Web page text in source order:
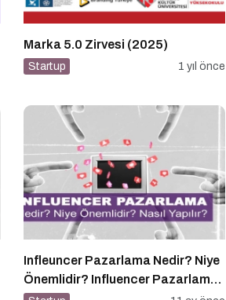
Marka 5.0 Zirvesi (2025)
Startup 1 yıl önce
Infleuncer Pazarlama Nedir? Niye
Önemlidir? Influencer Pazarlama